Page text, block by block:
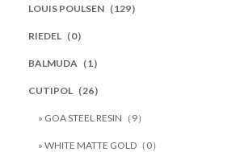
LOUIS POULSEN（129）
RIEDEL（0）
BALMUDA（1）
CUTIPOL（26）
» GOA STEEL RESIN（9）
» WHITE MATTE GOLD（0）